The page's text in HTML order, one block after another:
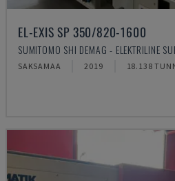
EL-EXIS SP 350/820-1600
SUMITOMO SHI DEMAG - ELEKTRILINE
SAKSAMAA 2019 18.138